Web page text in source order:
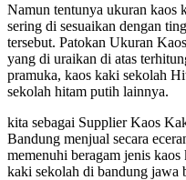
Namun tentunya ukuran kaos
sering di sesuaikan dengan
tersebut. Patokan Ukuran
yang di uraikan di atas
pramuka, kaos kaki sekolah
sekolah hitam putih lainnya.
kita sebagai Supplier Kaos
Bandung menjual secara
memenuhi beragam jenis
kaki sekolah di bandung jawa